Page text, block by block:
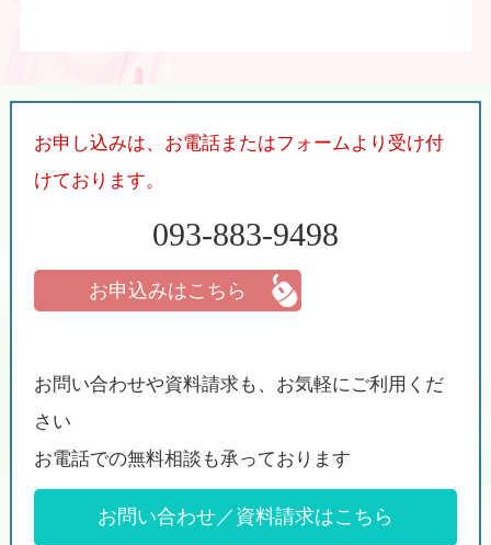
お申し込みは、お電話またはフォームより受け付
けております。
093-883-9498
お申込みはこちら
お問い合わせや資料請求も、お気軽にご利用くだ
さい
お電話での無料相談も承っております
お問い合わせ／資料請求はこちら